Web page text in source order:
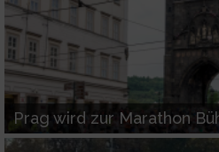
Prag wird zur Marathon